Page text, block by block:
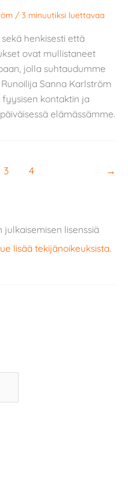
/ 3 minuutiksi luettavaa
henkisesti että
ovat mullistaneet
jolla suhtaudumme
Sanna Karlström
fyysisen kontaktin ja
elämässämme.
3 4 →
lisenssiä
lisää tekijänoikeuksista.